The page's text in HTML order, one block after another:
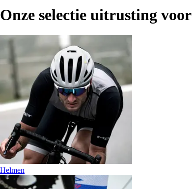
Onze selectie uitrusting
Helmen